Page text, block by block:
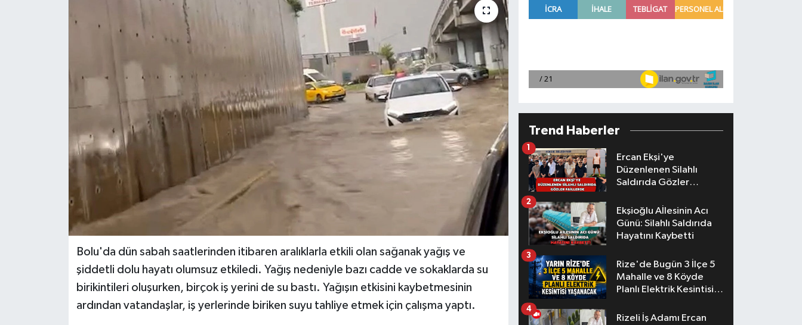
Bolu'da dün sabah saatlerinden itibaren aralıklarla etkili olan sağanak yağış ve
şiddetli dolu hayatı olumsuz etkiledi. Yağış nedeniyle bazı cadde ve sokaklarda su
birikintileri oluşurken, birçok iş yerini de su bastı. Yağışın etkisini kaybetmesinin
ardından vatandaşlar, iş yerlerinde biriken suyu tahliye etmek için çalışma yaptı.
Trend Haberler
Ercan Ekşi'ye
Düzenlenen Silahlı
Saldırıda Gözler
1
Ekşioğlu Aİlesinin Acı
Günü: Silahlı Saldırıda
Hayatını Kaybetti
2
Rize'de Bugün 3 İlçe 5
Mahalle ve 8 Köyde
Planlı Elektrik Kesintisi
3
Rizeli İş Adamı Ercan
4